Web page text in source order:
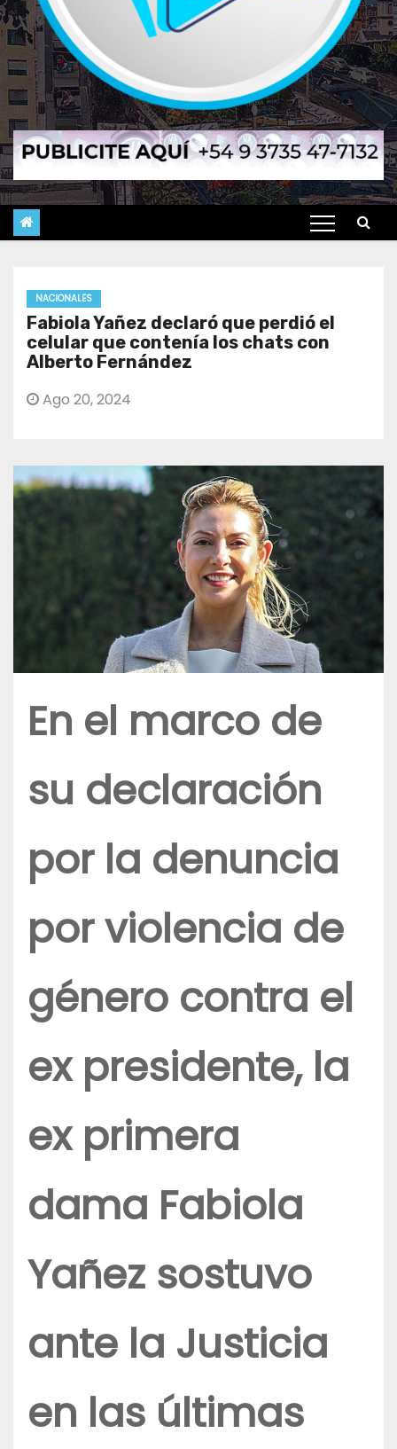
NACIONALES
Fabiola Yañez declaró que perdió el
celular que contenía los chats con
Alberto Fernández
Ago 20, 2024
En el marco de
su declaración
por la denuncia
por violencia de
género contra el
ex presidente, la
ex primera
dama Fabiola
Yañez sostuvo
ante la Justicia
en las últimas